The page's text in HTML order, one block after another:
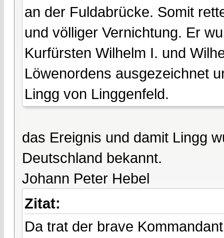
an der Fuldabrücke. Somit
und völliger Vernichtung. Er
Kurfürsten Wilhelm I. und
Löwenordens ausgezeichnet
Lingg von Linggenfeld.
das Ereignis und damit Lingg
Deutschland bekannt.
Johann Peter Hebel
Zitat:
Da trat der brave